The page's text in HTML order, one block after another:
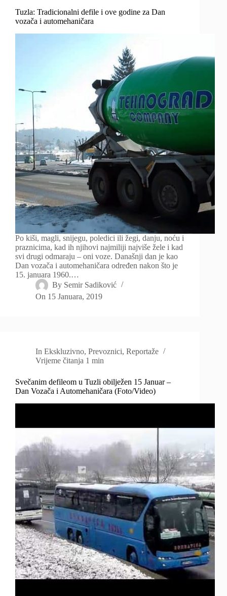
Tuzla: Tradicionalni defile i ove godine za Dan
vozača i automehaničara
Po kiši, magli, snijegu, poledici ili žegi, danju, noću i
praznicima, kad ih njihovi najmiliji najviše žele i kad
svi drugi odmaraju – oni voze. Današnji dan je kao
Dan vozača i automehaničara određen nakon što je
15. januara 1960.…
By Semir Sadiković
On 15 Januara, 2019
In Ekskluzivno,Prevoznici,Reportaže
Vrijeme čitanja 1 min
Svečanim defileom u Tuzli obilježen 15 Januar –
Dan Vozača i Automehaničara (Foto/Video)